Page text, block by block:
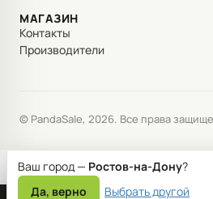
МАГАЗИН
Контакты
Производители
© PandaSale, 2026. Все права
Ваш город — Ростов-на-Дону?
Да, верно
Выбрать другой